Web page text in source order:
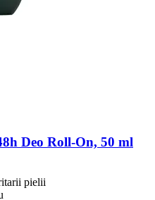
Deo Roll-​On, 50 ml
pielii